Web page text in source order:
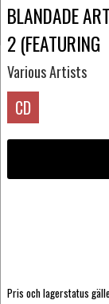
BLANDADE
2 (FEATURING
Various Artists
CD
Pris och lagerstatus